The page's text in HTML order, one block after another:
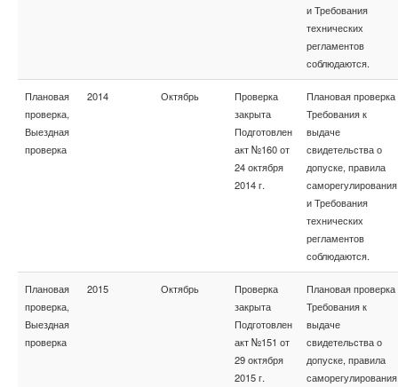
и Требования
технических
регламентов
соблюдаются.
Плановая
проверка,
Выездная
проверка
2014 Октябрь
Проверка
закрыта
Подготовлен
акт №160 от
24 октября
2014 г.
Плановая проверка
Требования к
выдаче
свидетельства о
допуске, правила
саморегулирования
и Требования
технических
регламентов
соблюдаются.
Плановая
проверка,
Выездная
проверка
2015 Октябрь
Проверка
закрыта
Подготовлен
акт №151 от
29 октября
2015 г.
Плановая проверка
Требования к
выдаче
свидетельства о
допуске, правила
саморегулирования